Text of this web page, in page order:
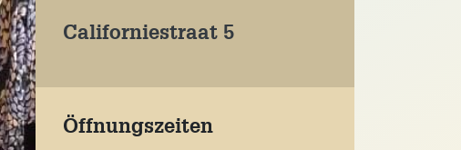
Californiestraat 5
Öffnungszeiten